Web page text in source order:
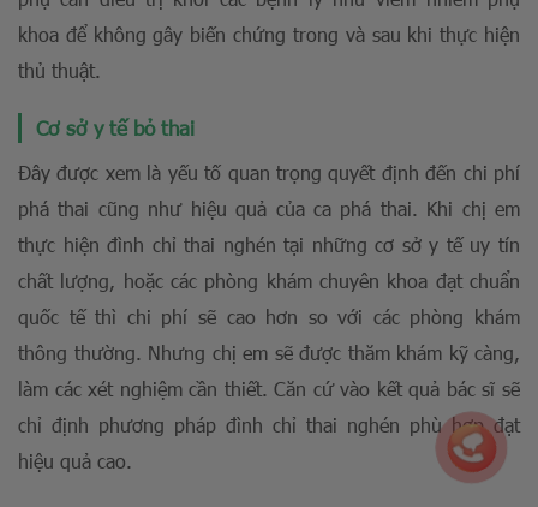
khoa để không gây biến chứng trong và sau khi thực hiện
thủ thuật.
Cơ sở y tế bỏ thai
Đây được xem là yếu tố quan trọng quyết định đến chi phí
phá thai cũng như hiệu quả của ca phá thai. Khi chị em
thực hiện đình chỉ thai nghén tại những cơ sở y tế uy tín
chất lượng, hoặc các phòng khám chuyên khoa đạt chuẩn
quốc tế thì chi phí sẽ cao hơn so với các phòng khám
thông thường. Nhưng chị em sẽ được thăm khám kỹ càng,
làm các xét nghiệm cần thiết. Căn cứ vào kết quả bác sĩ sẽ
chỉ định phương pháp đình chỉ thai nghén phù hợp đạt
hiệu quả cao.